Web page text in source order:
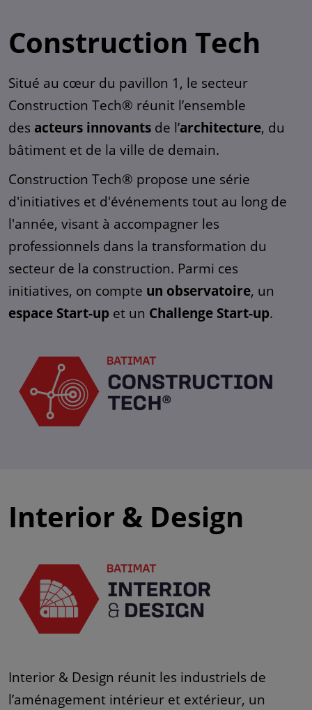
Construction Tech
Situé au cœur du pavillon 1, le secteur
Construction Tech® réunit l’ensemble
des acteurs innovants de l’architecture, du
bâtiment et de la ville de demain​.
Construction Tech® propose une série
d'initiatives et d'événements tout au long de
l'année, visant à accompagner les
professionnels dans la transformation du
secteur de la construction. Parmi ces
initiatives, on compte un observatoire, un
espace Start-up et un Challenge Start-up.
Interior & Design
Interior & Design réunit les industriels de
l’aménagement intérieur et extérieur, un